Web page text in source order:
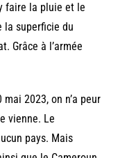
faire la pluie et le
la superficie du
Grâce à l’armée
2023, on n’a peur
vienne. Le
pays. Mais